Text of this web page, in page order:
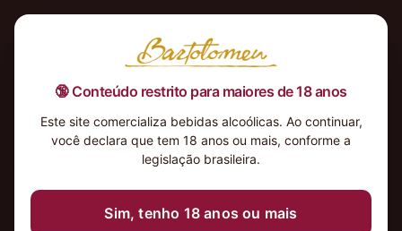
🔞 Conteúdo restrito para maiores de 18 anos
Este site comercializa bebidas alcoólicas. Ao continuar,
você declara que tem 18 anos ou mais, conforme a
legislação brasileira.
Sim, tenho 18 anos ou mais